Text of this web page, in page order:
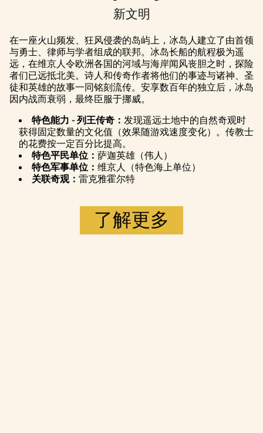
新文明
在一座火山频发、狂风侵袭的岛屿上，冰岛人建立了由首领
与勇士、律师与学者组成的联邦。冰岛长船的航程极为遥
远，在维京人令欧洲各国的河域与海岸闻风丧胆之时，探险
者们已远抵北美。诗人和传奇作者将他们的事迹与诸神、圣
徒和英雄的故事一同铭刻流传。安享数百年的独立后，冰岛
因内战而衰弱，最终臣服于挪威。
特色能力 - 列王传奇： 发现遥远土地中的自然奇观时
获得固定数量的文化值（效果随游戏速度变化）。传教士
的花费按一定百分比提高。
特色平民单位： 萨迦英雄（伟人）
特色军事单位： 维京人（特色海上单位）
关联奇观： 雷克雅霍尔特
了解更多